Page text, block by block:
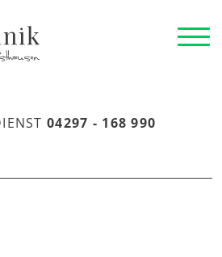
04297 - 168 990